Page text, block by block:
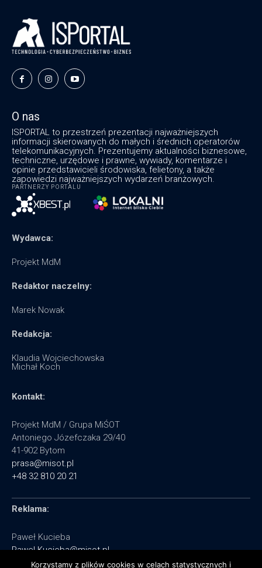
O nas
ISPORTAL to przestrzeń prezentacji najważniejszych
informacji skierowanych do małych i średnich operatorów
telekomunikacyjnych. Prezentujemy aktualności biznesowe,
techniczne, urzędowe i prawne, wywiady, komentarze i
opinie przedstawicieli środowiska, felietony, a także
zapowiedzi najważniejszych wydarzeń branżowych.
PARTNERZY PORTALU
Wydawca:
Projekt MdM
Redaktor naczelny:
Marek Nowak
Redakcja:
Klaudia Wojciechowska
Michał Koch
Kontakt:
Projekt MdM / Grupa MiŚOT
Antoniego Józefczaka 29/40
41-902 Bytom
prasa@misot.pl
+48 32 810 20 21
Reklama:
Paweł Kucieba
Pawel.Kucieba@misot.pl
+48 602 495 064
Korzystamy z plików cookies w celach statystycznych i